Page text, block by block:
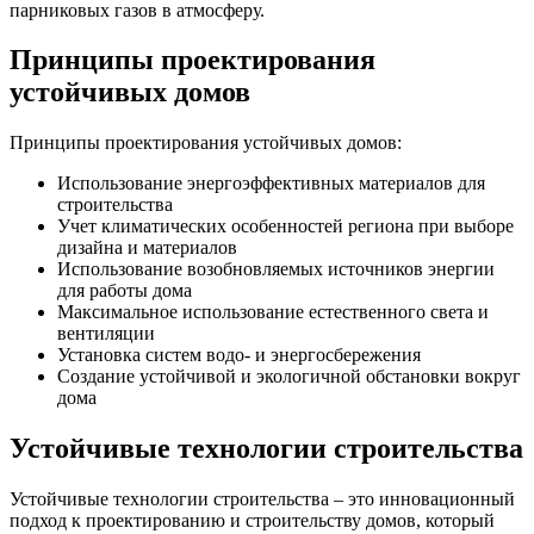
парниковых газов в атмосферу.
Принципы проектирования
устойчивых домов
Принципы проектирования устойчивых домов:
Использование энергоэффективных материалов для
строительства
Учет климатических особенностей региона при выборе
дизайна и материалов
Использование возобновляемых источников энергии
для работы дома
Максимальное использование естественного света и
вентиляции
Установка систем водо- и энергосбережения
Создание устойчивой и экологичной обстановки вокруг
дома
Устойчивые технологии строительства
Устойчивые технологии строительства – это инновационный
подход к проектированию и строительству домов, который